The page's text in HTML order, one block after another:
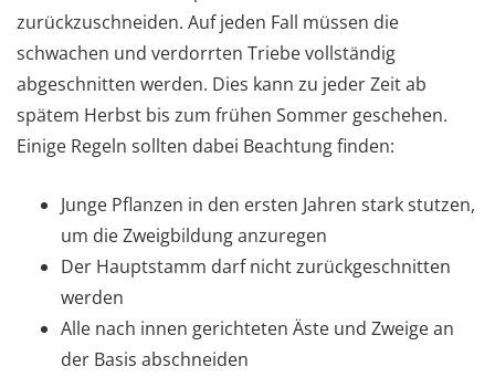
zurückzuschneiden. Auf jeden Fall müssen die
schwachen und verdorrten Triebe vollständig
abgeschnitten werden. Dies kann zu jeder Zeit ab
spätem Herbst bis zum frühen Sommer geschehen.
Einige Regeln sollten dabei Beachtung finden:
Junge Pflanzen in den ersten Jahren stark stutzen,
um die Zweigbildung anzuregen
Der Hauptstamm darf nicht zurückgeschnitten
werden
Alle nach innen gerichteten Äste und Zweige an
der Basis abschneiden